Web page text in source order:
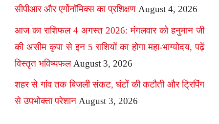
सीपीआर और एर्गोनॉमिक्स का प्रशिक्षण August 4, 2026
आज का राशिफल 4 अगस्त 2026: मंगलवार को हनुमान जी
की असीम कृपा से इन 5 राशियों का होगा महा-भाग्योदय, पढ़ें
विस्तृत भविष्यफल August 3, 2026
शहर से गांव तक बिजली संकट, घंटों की कटौती और ट्रिपिंग
से उपभोक्ता परेशान August 3, 2026